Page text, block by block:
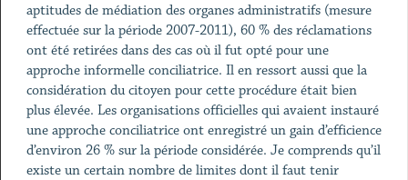
aptitudes de médiation des organes administratifs (mesure
effectuée sur la période 2007-2011), 60 % des réclamations
ont été retirées dans des cas où il fut opté pour une
approche informelle conciliatrice. Il en ressort aussi que la
considération du citoyen pour cette procédure était bien
plus élevée. Les organisations officielles qui avaient instauré
une approche conciliatrice ont enregistré un gain d’efficience
d’environ 26 % sur la période considérée. Je comprends qu’il
existe un certain nombre de limites dont il faut tenir